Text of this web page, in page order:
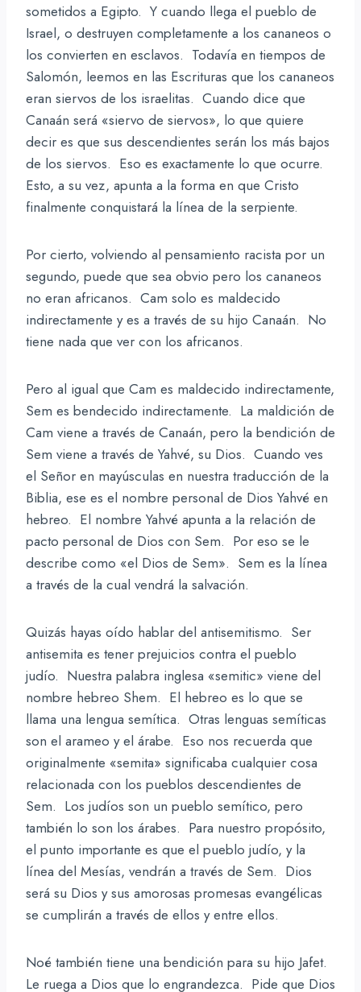
sometidos a Egipto. Y cuando llega el pueblo de
Israel, o destruyen completamente a los cananeos o
los convierten en esclavos. Todavía en tiempos de
Salomón, leemos en las Escrituras que los cananeos
eran siervos de los israelitas. Cuando dice que
Canaán será «siervo de siervos», lo que quiere
decir es que sus descendientes serán los más bajos
de los siervos. Eso es exactamente lo que ocurre.
Esto, a su vez, apunta a la forma en que Cristo
finalmente conquistará la línea de la serpiente.
Por cierto, volviendo al pensamiento racista por un
segundo, puede que sea obvio pero los cananeos
no eran africanos. Cam solo es maldecido
indirectamente y es a través de su hijo Canaán. No
tiene nada que ver con los africanos.
Pero al igual que Cam es maldecido indirectamente,
Sem es bendecido indirectamente. La maldición de
Cam viene a través de Canaán, pero la bendición de
Sem viene a través de Yahvé, su Dios. Cuando ves
el Señor en mayúsculas en nuestra traducción de la
Biblia, ese es el nombre personal de Dios Yahvé en
hebreo. El nombre Yahvé apunta a la relación de
pacto personal de Dios con Sem. Por eso se le
describe como «el Dios de Sem». Sem es la línea
a través de la cual vendrá la salvación.
Quizás hayas oído hablar del antisemitismo. Ser
antisemita es tener prejuicios contra el pueblo
judío. Nuestra palabra inglesa «semitic» viene del
nombre hebreo Shem. El hebreo es lo que se
llama una lengua semítica. Otras lenguas semíticas
son el arameo y el árabe. Eso nos recuerda que
originalmente «semita» significaba cualquier cosa
relacionada con los pueblos descendientes de
Sem. Los judíos son un pueblo semítico, pero
también lo son los árabes. Para nuestro propósito,
el punto importante es que el pueblo judío, y la
línea del Mesías, vendrán a través de Sem. Dios
será su Dios y sus amorosas promesas evangélicas
se cumplirán a través de ellos y entre ellos.
Noé también tiene una bendición para su hijo Jafet.
Le ruega a Dios que lo engrandezca. Pide que Dios